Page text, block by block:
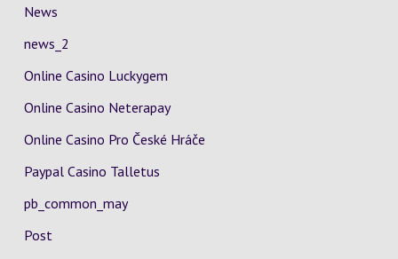
News
news_2
Online Casino Luckygem
Online Casino Neterapay
Online Casino Pro České Hráče
Paypal Casino Talletus
pb_common_may
Post